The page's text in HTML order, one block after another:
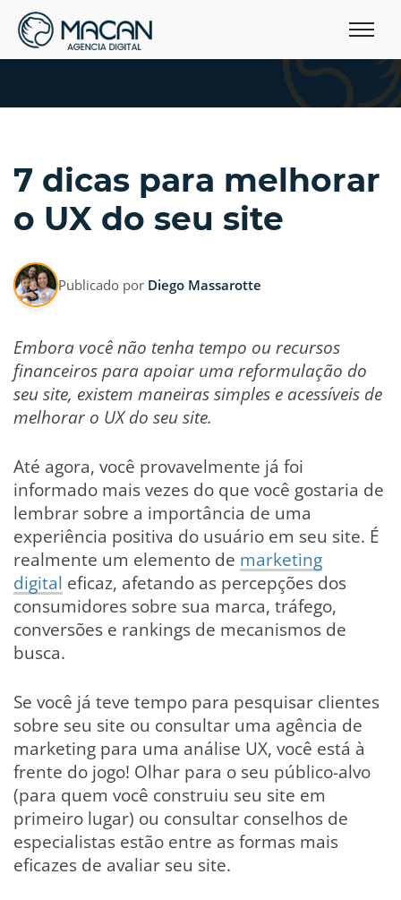
7 dicas para melhorar
o UX do seu site
Publicado por Diego Massarotte
Embora você não tenha tempo ou recursos
financeiros para apoiar uma reformulação do
seu site, existem maneiras simples e acessíveis de
melhorar o UX do seu site.
Até agora, você provavelmente já foi
informado mais vezes do que você gostaria de
lembrar sobre a importância de uma
experiência positiva do usuário em seu site. É
realmente um elemento de marketing
digital eficaz, afetando as percepções dos
consumidores sobre sua marca, tráfego,
conversões e rankings de mecanismos de
busca.
Se você já teve tempo para pesquisar clientes
sobre seu site ou consultar uma agência de
marketing para uma análise UX, você está à
frente do jogo! Olhar para o seu público-alvo
(para quem você construiu seu site em
primeiro lugar) ou consultar conselhos de
especialistas estão entre as formas mais
eficazes de avaliar seu site.